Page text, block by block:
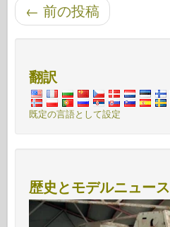
投稿ナビゲーション
← 前の投稿
翻訳
既定の言語として設定
歴史とモデルニュース